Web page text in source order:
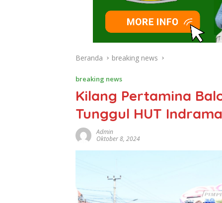
Beranda breaking news
breaking news
Kilang Pertamina
Tunggul HUT
Admin
Oktober 8, 2024